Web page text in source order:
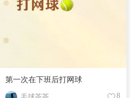
第一次在下班后打网球
8